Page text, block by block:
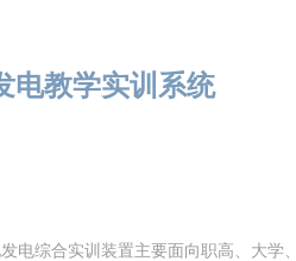
电教学实训系统
电综合实训装置主要面向职高、大学